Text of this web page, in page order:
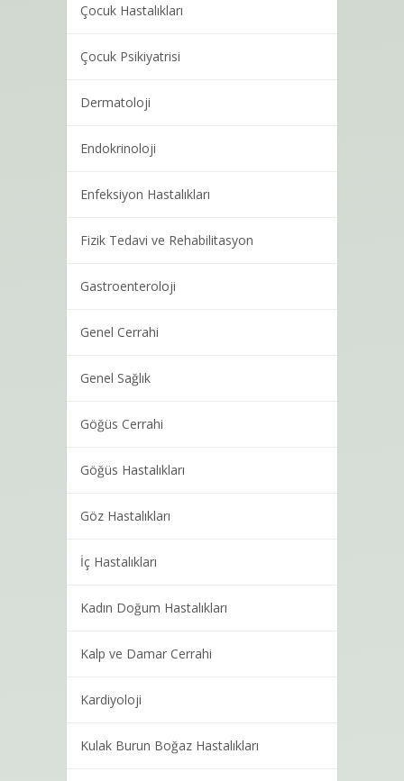
Çocuk Hastalıkları
Çocuk Psikiyatrisi
Dermatoloji
Endokrinoloji
Enfeksiyon Hastalıkları
Fizik Tedavi ve Rehabilitasyon
Gastroenteroloji
Genel Cerrahi
Genel Sağlık
Göğüs Cerrahi
Göğüs Hastalıkları
Göz Hastalıkları
İç Hastalıkları
Kadın Doğum Hastalıkları
Kalp ve Damar Cerrahi
Kardiyoloji
Kulak Burun Boğaz Hastalıkları